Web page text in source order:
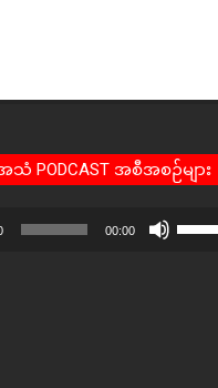
သံ PODCAST အစီအစဉ်များ
00:00